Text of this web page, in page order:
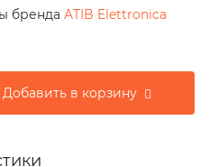
бренда ATIB Elettronica
Добавить в корзину